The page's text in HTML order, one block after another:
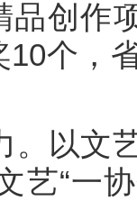
品创作
10个，
。以文
艺“一